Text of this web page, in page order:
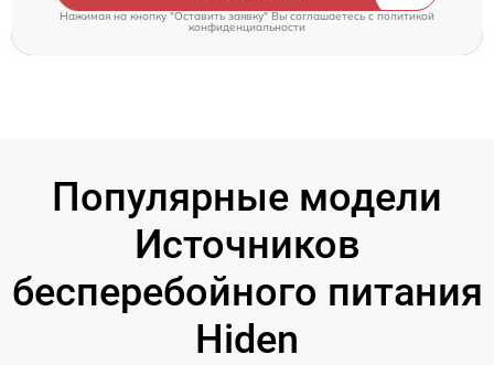
Нажимая на кнопку "Оставить заявку" Вы соглашаетесь c политикой
конфиденциальности
Популярные модели
Источников
бесперебойного питания
Hiden